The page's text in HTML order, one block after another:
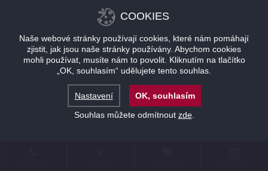
COOKIES
Naše webové stránky používají cookies, které nám pomáhají
zjistit, jak jsou naše stránky používány. Abychom cookies
mohli používat, musíte nám to povolit. Kliknutím na tlačítko
„OK, souhlasím“ udělujete tento souhlas.
Nastavení
OK, souhlasím
Souhlas můžete odmítnout zde.